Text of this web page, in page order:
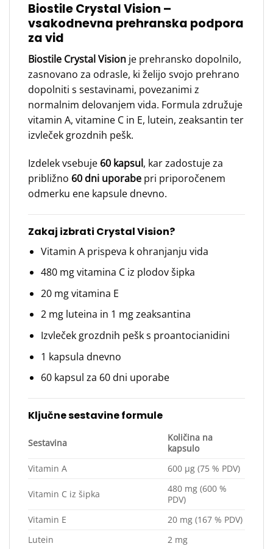
Biostile Crystal Vision –
vsakodnevna prehranska podpora
za vid
Biostile Crystal Vision je prehransko dopolnilo,
zasnovano za odrasle, ki želijo svojo prehrano
dopolniti s sestavinami, povezanimi z
normalnim delovanjem vida. Formula združuje
vitamin A, vitamine C in E, lutein, zeaksantin ter
izvleček grozdnih pešk.
Izdelek vsebuje 60 kapsul, kar zadostuje za
približno 60 dni uporabe pri priporočenem
odmerku ene kapsule dnevno.
Zakaj izbrati Crystal Vision?
Vitamin A prispeva k ohranjanju vida
480 mg vitamina C iz plodov šipka
20 mg vitamina E
2 mg luteina in 1 mg zeaksantina
Izvleček grozdnih pešk s proantocianidini
1 kapsula dnevno
60 kapsul za 60 dni uporabe
Ključne sestavine formule
Sestavina
Količina na
kapsulo
Vitamin A
600 μg (75 % PDV)
Vitamin C iz šipka
480 mg (600 %
PDV)
Vitamin E
20 mg (167 % PDV)
Lutein
2 mg